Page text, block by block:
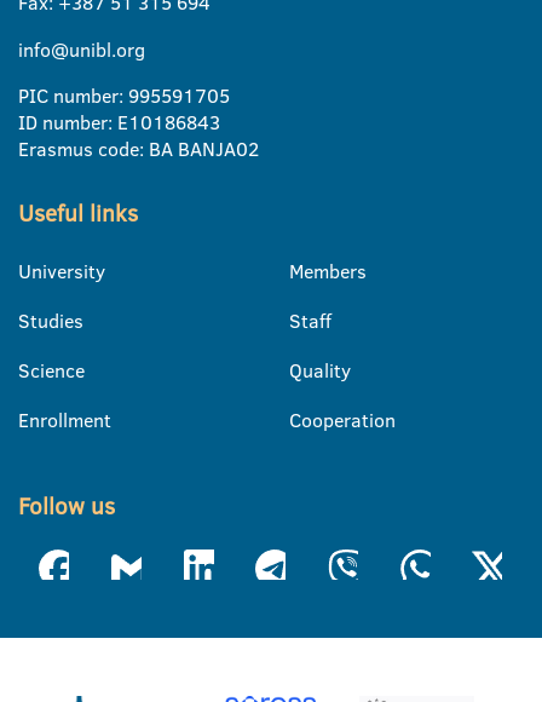
info@unibl.org
PIC number: 995591705
ID number: E10186843
Erasmus code: BA BANJA02
Useful links
University
Studies
Science
Enrollment
Members
Staff
Quality
Cooperation
Follow us